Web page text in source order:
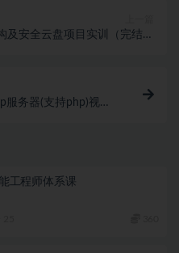
及安全云盘项目实训（完结无
务器(支持php)视频
工程师体系课